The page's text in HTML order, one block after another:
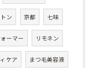
ン 京都 七味
ーマー リモネン
ケア まつ毛美容液